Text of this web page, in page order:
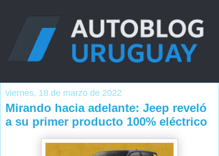
viernes, 18 de marzo de 2022
Mirando hacia adelante: Jeep reveló
a su primer producto 100% eléctrico